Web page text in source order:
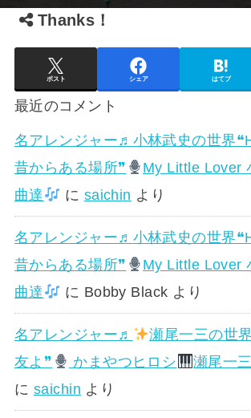
Thanks！
ポスト シェア はてブ
最近のコメント
名アレンジャー♬ 小林武史の世界
昔からある場所❞
My Little Lover
曲達
に saichin より
名アレンジャー♬ 小林武史の世界
昔からある場所❞
My Little Lover
曲達
に Bobby Black より
名アレンジャー♬ 瀬尾一三の世界
友よ❞
かまやつヒロシ 瀬尾一
に saichin より